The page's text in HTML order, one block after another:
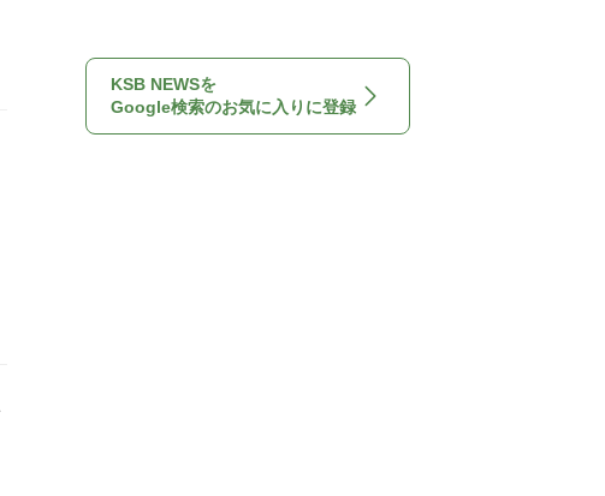
KSB NEWSを
Google検索のお気に入りに登録